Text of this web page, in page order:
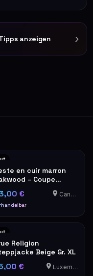
anzeigen ›
en cuir marron
– Coupe
€ Canach
Religion
Beige Gr. XL
€ Luxemburg